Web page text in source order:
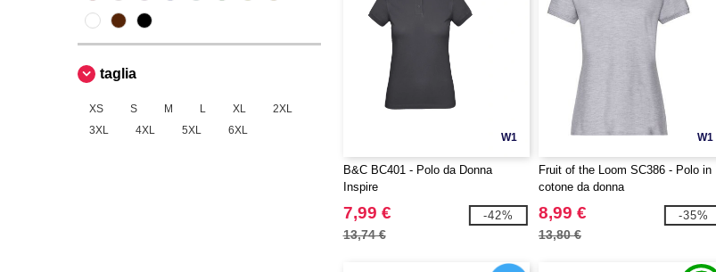
taglia
XS S M L XL
2XL
3XL
4XL 5XL 6XL
W1
B&C BC401 - Polo da Donna
Inspire
7,99 €
13,74 €
-42%
W1
Fruit of the Loom SC386 - Polo in
cotone da donna
8,99 €
13,80 €
-35%